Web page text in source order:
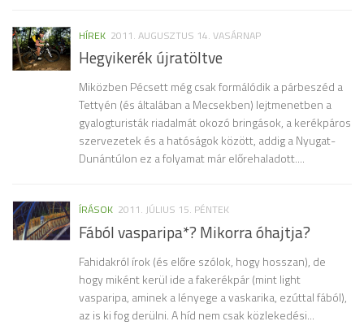
HÍREK 2011. AUGUSZTUS 14. VASÁRNAP
Hegyikerék újratöltve
Miközben Pécsett még csak formálódik a párbeszéd a
Tettyén (és általában a Mecsekben) lejtmenetben a
gyalogturisták riadalmát okozó bringások, a kerékpáros
szervezetek és a hatóságok között, addig a Nyugat-
Dunántúlon ez a folyamat már előrehaladott....
ÍRÁSOK 2011. JÚLIUS 15. PÉNTEK
Fából vasparipa*? Mikorra óhajtja?
Fahidakról írok (és előre szólok, hogy hosszan), de
hogy miként kerül ide a fakerékpár (mint light
vasparipa, aminek a lényege a vaskarika, ezúttal fából),
az is ki fog derülni. A híd nem csak közlekedési...